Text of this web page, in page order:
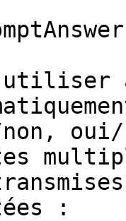
à
oui/
: